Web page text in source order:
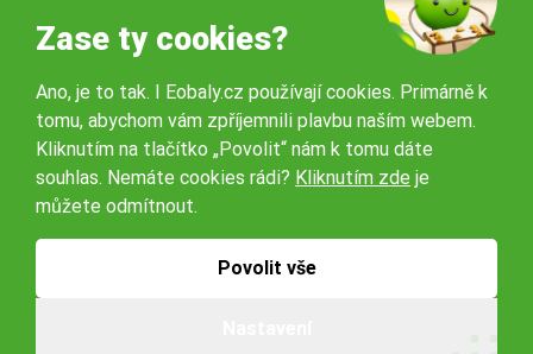
Naše pobočky:
Obchodní podmínky
Zase ty cookies?
Ano, je to tak. I Eobaly.cz používají cookies. Primárně k
tomu, abychom vám zpříjemnili plavbu naším webem.
Kliknutím na tlačítko „Povolit“ nám k tomu dáte
souhlas. Nemáte cookies rádi? Kliknutím zde je
můžete odmítnout.
Povolit vše